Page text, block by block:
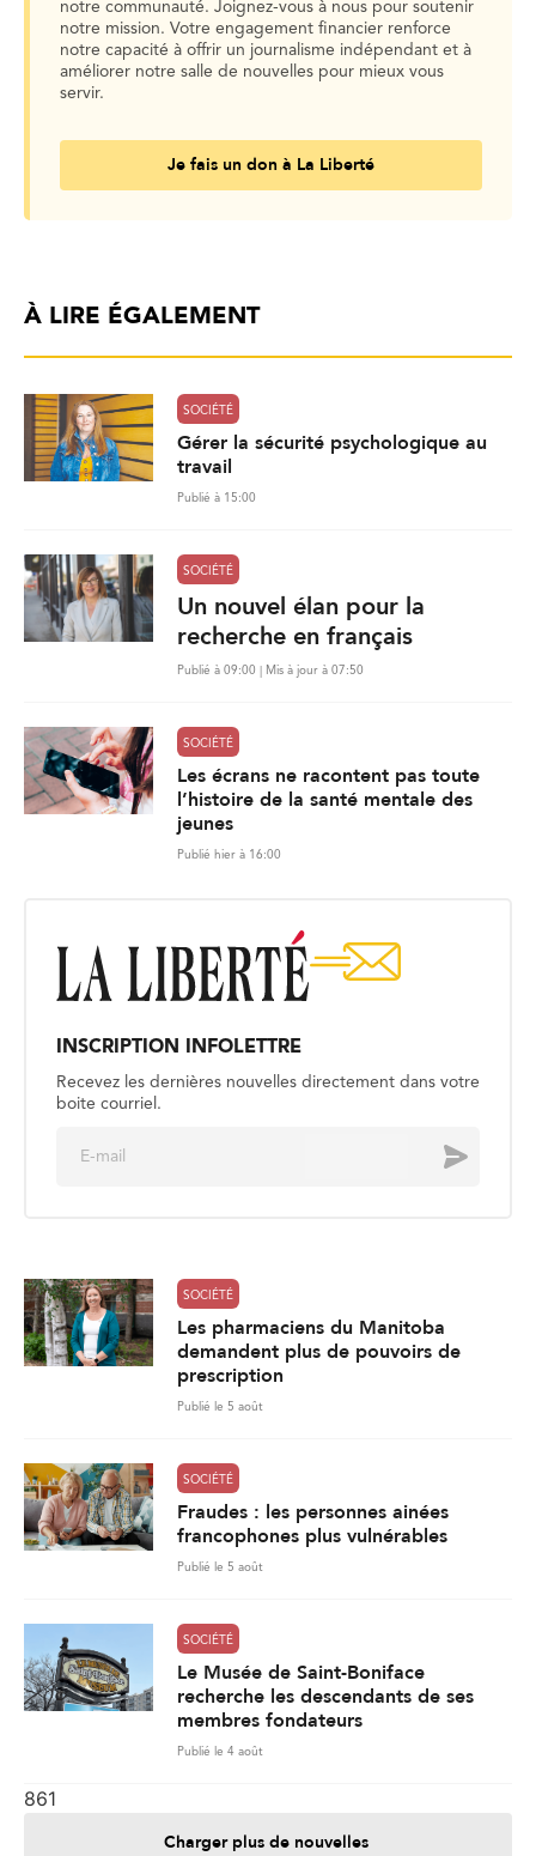
notre communauté. Joignez-vous à nous pour soutenir
notre mission. Votre engagement financier renforce
notre capacité à offrir un journalisme indépendant et à
améliorer notre salle de nouvelles pour mieux vous
servir.
Je fais un don à La Liberté
À LIRE ÉGALEMENT
SOCIÉTÉ
Gérer la sécurité psychologique au
travail
Publié à 15:00
SOCIÉTÉ
Un nouvel élan pour la
recherche en français
Publié à 09:00 | Mis à jour à 07:50
SOCIÉTÉ
Les écrans ne racontent pas toute
l’histoire de la santé mentale des
jeunes
Publié hier à 16:00
INSCRIPTION INFOLETTRE
Recevez les dernières nouvelles directement dans votre
boite courriel.
Envoyer
SOCIÉTÉ
Les pharmaciens du Manitoba
demandent plus de pouvoirs de
prescription
Publié le 5 août
SOCIÉTÉ
Fraudes : les personnes ainées
francophones plus vulnérables
Publié le 5 août
SOCIÉTÉ
Le Musée de Saint-Boniface
recherche les descendants de ses
membres fondateurs
Publié le 4 août
861
Charger plus de nouvelles